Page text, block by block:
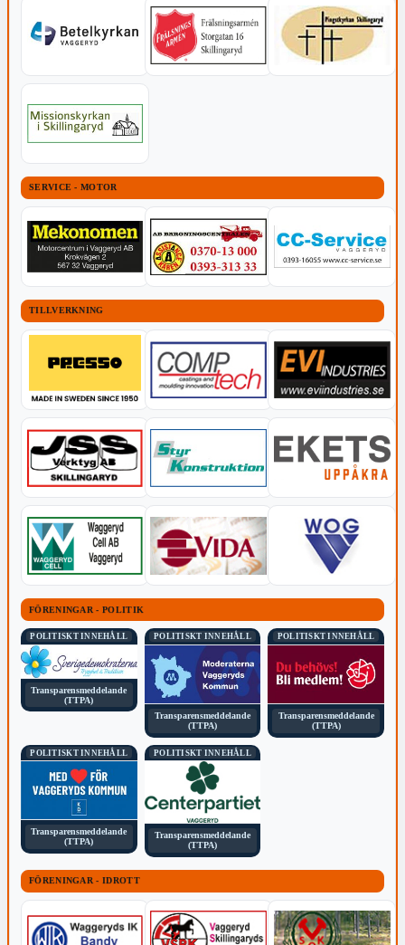
SERVICE - MOTOR
TILLVERKNING
FÖRENINGAR - POLITIK
POLITISKT INNEHÅLL
Transparensmeddelande
(TTPA)
POLITISKT INNEHÅLL
Transparensmeddelande
(TTPA)
POLITISKT INNEHÅLL
Transparensmeddelande
(TTPA)
POLITISKT INNEHÅLL
Transparensmeddelande
(TTPA)
POLITISKT INNEHÅLL
Transparensmeddelande
(TTPA)
FÖRENINGAR - IDROTT